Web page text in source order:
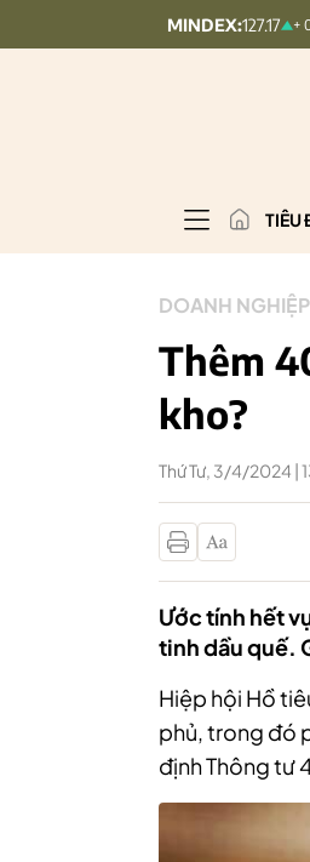
127.17 + 0.03 (+0.02%)
TIÊU
DOANH NGHIỆP
Thêm
kho?
Thứ Tư, 3/4/2024 |
Ước tính hết
tinh dầu quế.
Hiệp hội Hồ
phủ, trong đó
định Thông tư